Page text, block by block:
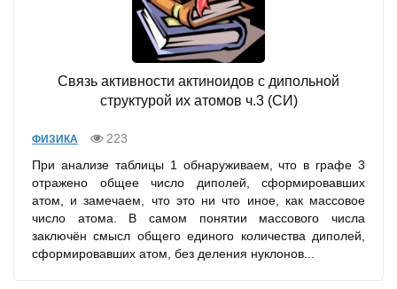
Связь активности актиноидов с дипольной
структурой их атомов ч.3 (СИ)
ФИЗИКА
223
При анализе таблицы 1 обнаруживаем, что в графе 3
отражено общее число диполей, сформировавших
атом, и замечаем, что это ни что иное, как массовое
число атома. В самом понятии массового числа
заключён смысл общего единого количества диполей,
сформировавших атом, без деления нуклонов...